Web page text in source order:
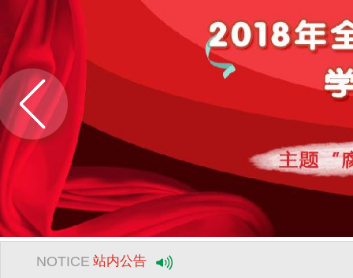
NOTICE 站内公告
国际EIS 会议将于2022年4月底北京举行
2019-
公告